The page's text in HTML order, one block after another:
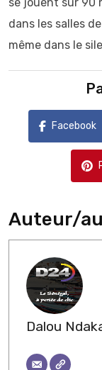
dans les salles
même dans le
Facebook
Auteur/
Dalou